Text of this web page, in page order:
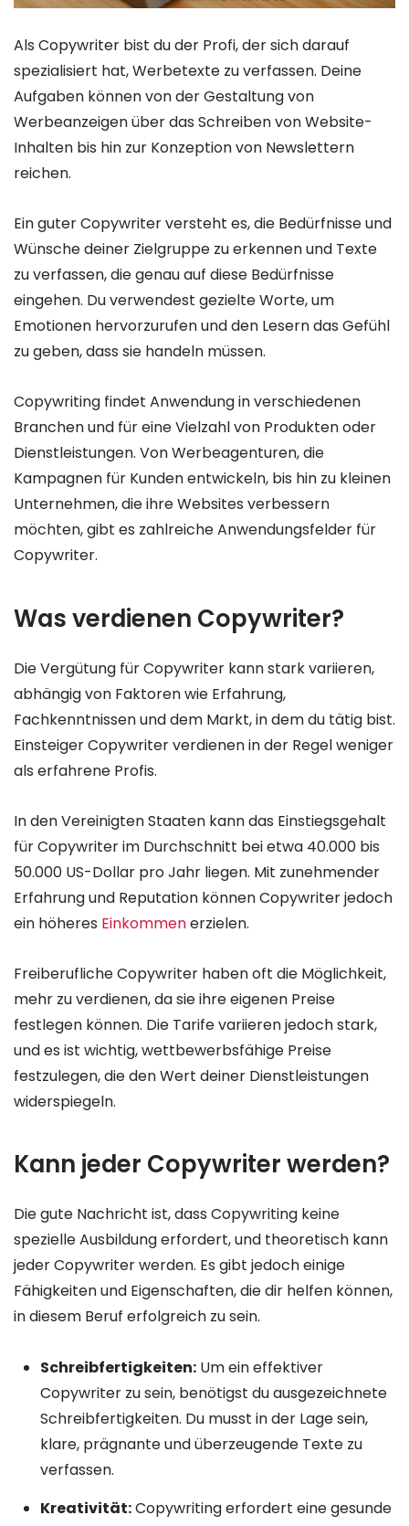
Als Copywriter bist du der Profi, der sich darauf
spezialisiert hat, Werbetexte zu verfassen. Deine
Aufgaben können von der Gestaltung von
Werbeanzeigen über das Schreiben von Website-
Inhalten bis hin zur Konzeption von Newslettern
reichen.
Ein guter Copywriter versteht es, die Bedürfnisse und
Wünsche deiner Zielgruppe zu erkennen und Texte
zu verfassen, die genau auf diese Bedürfnisse
eingehen. Du verwendest gezielte Worte, um
Emotionen hervorzurufen und den Lesern das Gefühl
zu geben, dass sie handeln müssen.
Copywriting findet Anwendung in verschiedenen
Branchen und für eine Vielzahl von Produkten oder
Dienstleistungen. Von Werbeagenturen, die
Kampagnen für Kunden entwickeln, bis hin zu kleinen
Unternehmen, die ihre Websites verbessern
möchten, gibt es zahlreiche Anwendungsfelder für
Copywriter.
Was verdienen Copywriter?
Die Vergütung für Copywriter kann stark variieren,
abhängig von Faktoren wie Erfahrung,
Fachkenntnissen und dem Markt, in dem du tätig bist.
Einsteiger Copywriter verdienen in der Regel weniger
als erfahrene Profis.
In den Vereinigten Staaten kann das Einstiegsgehalt
für Copywriter im Durchschnitt bei etwa 40.000 bis
50.000 US-Dollar pro Jahr liegen. Mit zunehmender
Erfahrung und Reputation können Copywriter jedoch
ein höheres Einkommenerzielen.
Freiberufliche Copywriter haben oft die Möglichkeit,
mehr zu verdienen, da sie ihre eigenen Preise
festlegen können. Die Tarife variieren jedoch stark,
und es ist wichtig, wettbewerbsfähige Preise
festzulegen, die den Wert deiner Dienstleistungen
widerspiegeln.
Kann jeder Copywriter werden?
Die gute Nachricht ist, dass Copywriting keine
spezielle Ausbildung erfordert, und theoretisch kann
jeder Copywriter werden. Es gibt jedoch einige
Fähigkeiten und Eigenschaften, die dir helfen können,
in diesem Beruf erfolgreich zu sein.
Schreibfertigkeiten:Um ein effektiver
Copywriter zu sein, benötigst du ausgezeichnete
Schreibfertigkeiten. Du musst in der Lage sein,
klare, prägnante und überzeugende Texte zu
verfassen.
Kreativität:Copywriting erfordert eine gesunde